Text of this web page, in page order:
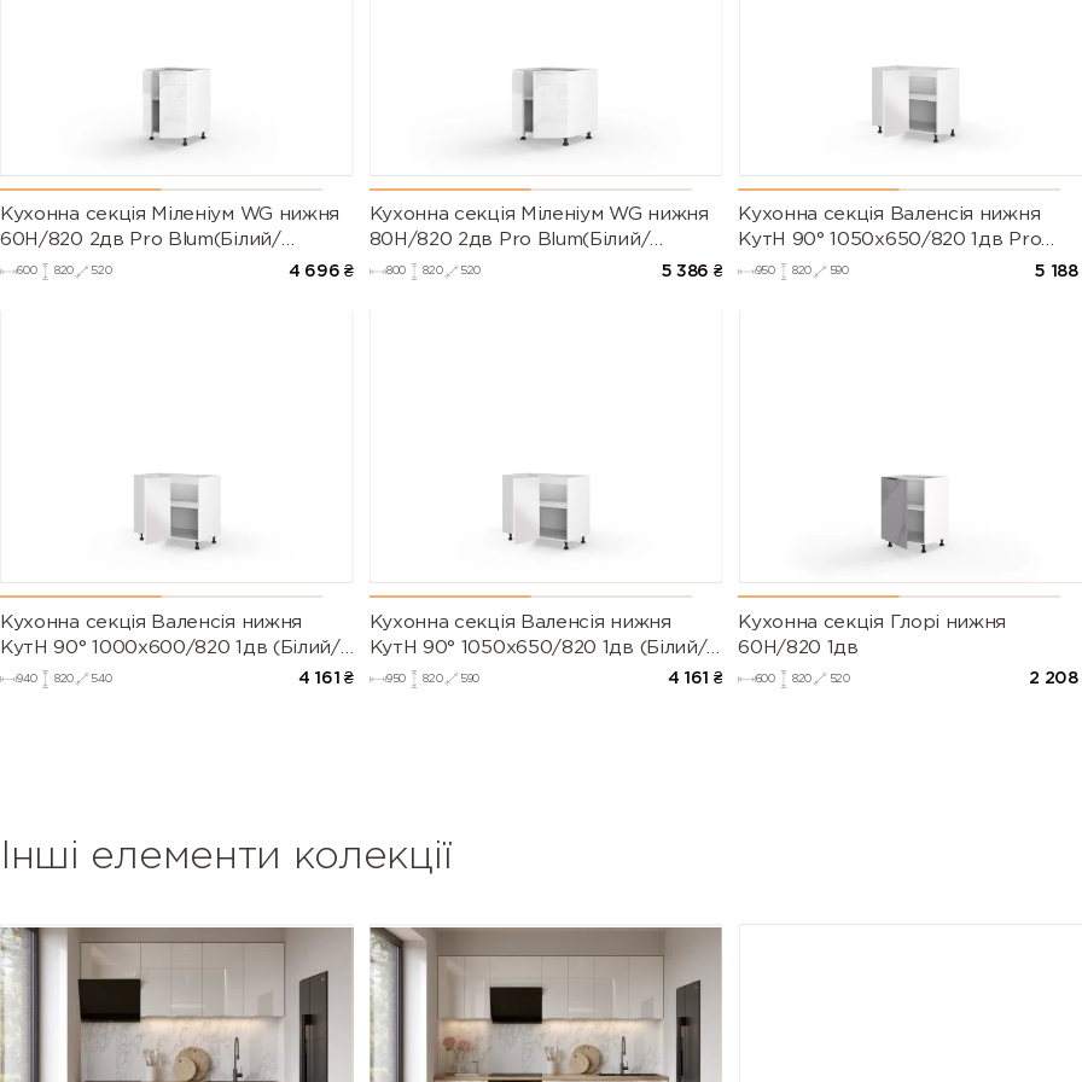
Кухонна секція Міленіум WG нижня
60Н/820 2дв Pro Blum(Білий/
Глянець Білий)
600 820 520 4 696 ₴
Кухонна секція Міленіум WG нижня
80Н/820 2дв Pro Blum(Білий/
Глянець Білий (Серія М))
800 820 520 5 386 ₴
Кухонна секція Валенсія нижня
КутН 90° 1050х650/820 1дв Pro
Blum (Білий/Напівмат Білий 9003)
950 820 590 5 188
Кухонна секція Валенсія нижня
КутН 90° 1000х600/820 1дв (Білий/
Напівмат Білий 9003)
940 820 540 4 161 ₴
Кухонна секція Валенсія нижня
КутН 90° 1050х650/820 1дв (Білий/
Напівмат Білий 9003)
950 820 590 4 161 ₴
Кухонна секція Глорі нижня
60Н/820 1дв
600 820 520 2 208
Інші елементи колекції